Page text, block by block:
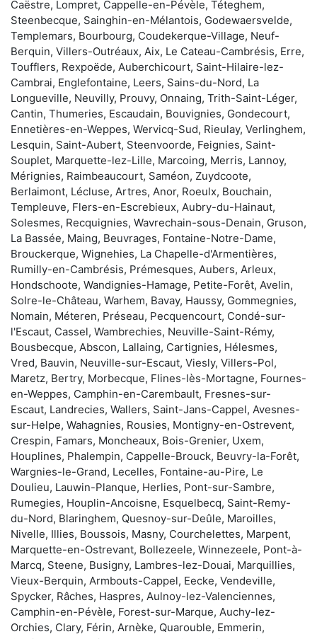
Caëstre, Lompret, Cappelle-en-Pévèle, Téteghem,
Steenbecque, Sainghin-en-Mélantois, Godewaersvelde,
Templemars, Bourbourg, Coudekerque-Village, Neuf-
Berquin, Villers-Outréaux, Aix, Le Cateau-Cambrésis, Erre,
Toufflers, Rexpoëde, Auberchicourt, Saint-Hilaire-lez-
Cambrai, Englefontaine, Leers, Sains-du-Nord, La
Longueville, Neuvilly, Prouvy, Onnaing, Trith-Saint-Léger,
Cantin, Thumeries, Escaudain, Bouvignies, Gondecourt,
Ennetières-en-Weppes, Wervicq-Sud, Rieulay, Verlinghem,
Lesquin, Saint-Aubert, Steenvoorde, Feignies, Saint-
Souplet, Marquette-lez-Lille, Marcoing, Merris, Lannoy,
Mérignies, Raimbeaucourt, Saméon, Zuydcoote,
Berlaimont, Lécluse, Artres, Anor, Roeulx, Bouchain,
Templeuve, Flers-en-Escrebieux, Aubry-du-Hainaut,
Solesmes, Recquignies, Wavrechain-sous-Denain, Gruson,
La Bassée, Maing, Beuvrages, Fontaine-Notre-Dame,
Brouckerque, Wignehies, La Chapelle-d'Armentières,
Rumilly-en-Cambrésis, Prémesques, Aubers, Arleux,
Hondschoote, Wandignies-Hamage, Petite-Forêt, Avelin,
Solre-le-Château, Warhem, Bavay, Haussy, Gommegnies,
Nomain, Méteren, Préseau, Pecquencourt, Condé-sur-
l'Escaut, Cassel, Wambrechies, Neuville-Saint-Rémy,
Bousbecque, Abscon, Lallaing, Cartignies, Hélesmes,
Vred, Bauvin, Neuville-sur-Escaut, Viesly, Villers-Pol,
Maretz, Bertry, Morbecque, Flines-lès-Mortagne, Fournes-
en-Weppes, Camphin-en-Carembault, Fresnes-sur-
Escaut, Landrecies, Wallers, Saint-Jans-Cappel, Avesnes-
sur-Helpe, Wahagnies, Rousies, Montigny-en-Ostrevent,
Crespin, Famars, Moncheaux, Bois-Grenier, Uxem,
Houplines, Phalempin, Cappelle-Brouck, Beuvry-la-Forêt,
Wargnies-le-Grand, Lecelles, Fontaine-au-Pire, Le
Doulieu, Lauwin-Planque, Herlies, Pont-sur-Sambre,
Rumegies, Houplin-Ancoisne, Esquelbecq, Saint-Remy-
du-Nord, Blaringhem, Quesnoy-sur-Deûle, Maroilles,
Nivelle, Illies, Boussois, Masny, Courchelettes, Marpent,
Marquette-en-Ostrevant, Bollezeele, Winnezeele, Pont-à-
Marcq, Steene, Busigny, Lambres-lez-Douai, Marquillies,
Vieux-Berquin, Armbouts-Cappel, Eecke, Vendeville,
Spycker, Râches, Haspres, Aulnoy-lez-Valenciennes,
Camphin-en-Pévèle, Forest-sur-Marque, Auchy-lez-
Orchies, Clary, Férin, Arnèke, Quarouble, Emmerin,